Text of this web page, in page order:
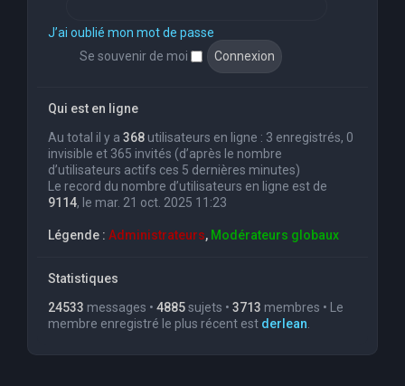
J’ai oublié mon mot de passe
Se souvenir de moi
Qui est en ligne
Au total il y a 368 utilisateurs en ligne : 3 enregistrés, 0
invisible et 365 invités (d’après le nombre
d’utilisateurs actifs ces 5 dernières minutes)
Le record du nombre d’utilisateurs en ligne est de
9114, le mar. 21 oct. 2025 11:23
Légende : Administrateurs, Modérateurs globaux
Statistiques
24533 messages • 4885sujets • 3713 membres • Le
membre enregistré le plus récent est derlean.